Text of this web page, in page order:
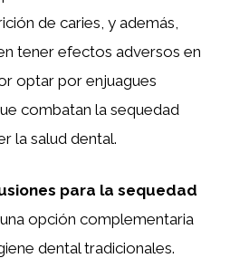
de caries, y además,
tener efectos adversos en
optar por enjuagues
combatan la sequedad
la salud dental.
para la sequedad
opción complementaria
dental tradicionales.